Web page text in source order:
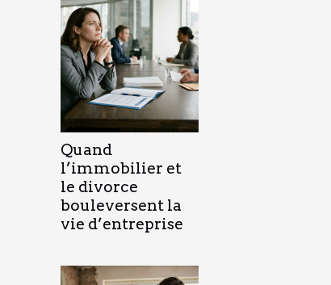
Quand
l’immobilier et
le divorce
bouleversent la
vie d’entreprise